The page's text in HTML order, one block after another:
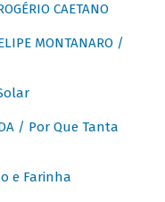
CAETANO
MONTANARO /
/ Por Que Tanta
e Farinha